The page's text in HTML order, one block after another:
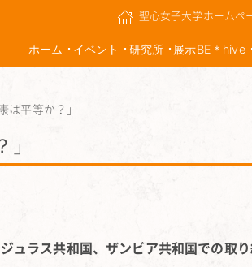
聖心女子大学ホームペ
ホーム イベント 研究所 展示BE＊hive
は平等か？」
ュラス共和国、ザンビア共和国での取